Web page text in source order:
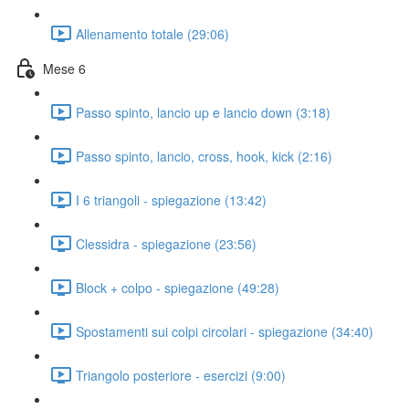
Allenamento totale (29:06)
Mese 6
Passo spinto, lancio up e lancio down (3:18)
Passo spinto, lancio, cross, hook, kick (2:16)
I 6 triangoli - spiegazione (13:42)
Clessidra - spiegazione (23:56)
Block + colpo - spiegazione (49:28)
Spostamenti sui colpi circolari - spiegazione (34:40)
Triangolo posteriore - esercizi (9:00)